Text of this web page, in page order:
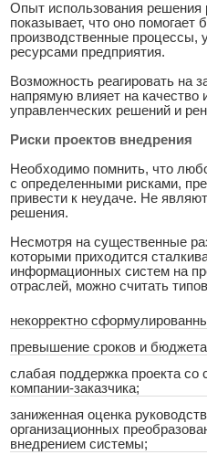
Опыт использования решения
показывает, что оно
производственные процессы,
ресурсами предприятия.
Возможность реагировать на
напрямую влияет на
управленческих решений и
Риски проектов внедрения
Необходимо помнить, что
с определенными рисками,
привести к неудаче. Не
решения.
Несмотря на существенные
которыми приходится
информационных систем на
отраслей, можно считать
некорректно
превышение сроков и бюджета
слабая поддержка проекта со
компании-заказчика;
заниженная оценка
организационных
внедрением системы;